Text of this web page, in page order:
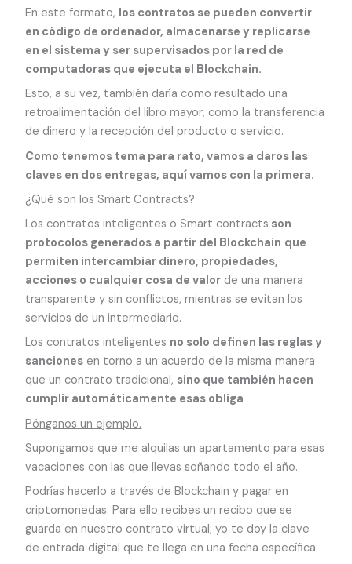
En este formato, los contratos se pueden convertir
en código de ordenador, almacenarse y replicarse
en el sistema y ser supervisados por la red de
computadoras que ejecuta el Blockchain.
Esto, a su vez, también daría como resultado una
retroalimentación del libro mayor, como la transferencia
de dinero y la recepción del producto o servicio.
Como tenemos tema para rato, vamos a daros las
claves en dos entregas, aquí vamos con la primera.
¿Qué son los Smart Contracts?
Los contratos inteligentes o Smart contracts son
protocolos generados a partir del Blockchain que
permiten intercambiar dinero, propiedades,
acciones o cualquier cosa de valor de una manera
transparente y sin conflictos, mientras se evitan los
servicios de un intermediario.
Los contratos inteligentes no solo definen las reglas y
sanciones en torno a un acuerdo de la misma manera
que un contrato tradicional, sino que también hacen
cumplir automáticamente esas obliga
Pónganos un ejemplo.
Supongamos que me alquilas un apartamento para esas
vacaciones con las que llevas soñando todo el año.
Podrías hacerlo a través de Blockchain y pagar en
criptomonedas. Para ello recibes un recibo que se
guarda en nuestro contrato virtual; yo te doy la clave
de entrada digital que te llega en una fecha específica.